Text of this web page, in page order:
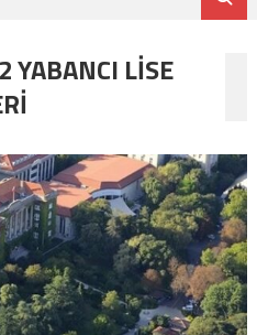
YABANCI LISE